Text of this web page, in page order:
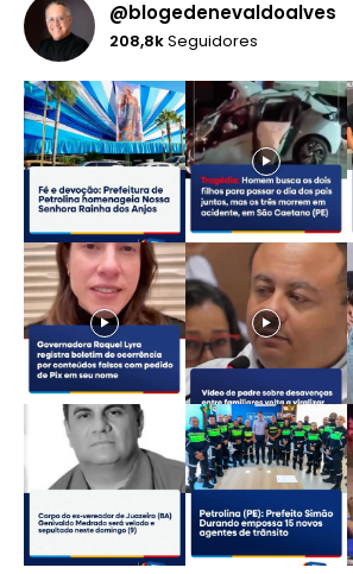
@blogedenevaldoalves
208,8kSeguidores